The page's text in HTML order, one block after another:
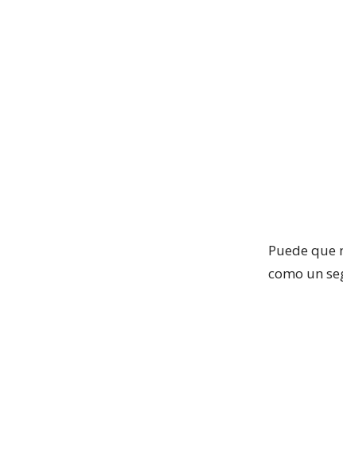
Puede que
como un